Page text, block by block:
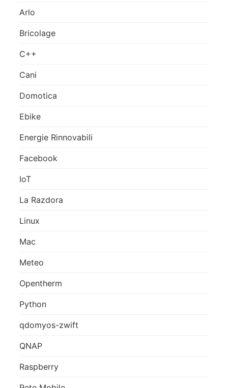
Arlo
Bricolage
C++
Cani
Domotica
Ebike
Energie Rinnovabili
Facebook
IoT
La Razdora
Linux
Mac
Meteo
Opentherm
Python
qdomyos-zwift
QNAP
Raspberry